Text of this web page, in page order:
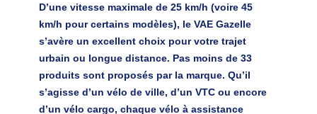
D’une vitesse maximale de 25 km/h (voire 45
km/h pour certains modèles), le VAE Gazelle
s’avère un excellent choix pour votre trajet
urbain ou longue distance. Pas moins de 33
produits sont proposés par la marque. Qu’il
s’agisse d’un vélo de ville, d’un VTC ou encore
d’un vélo cargo, chaque vélo à assistance